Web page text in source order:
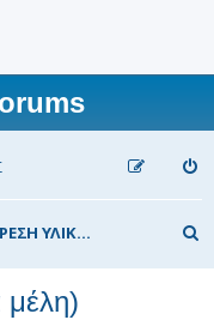
ΕΥΡΕΣΗ ΥΛΙΚΟΥ (για τα μέλη)
ν